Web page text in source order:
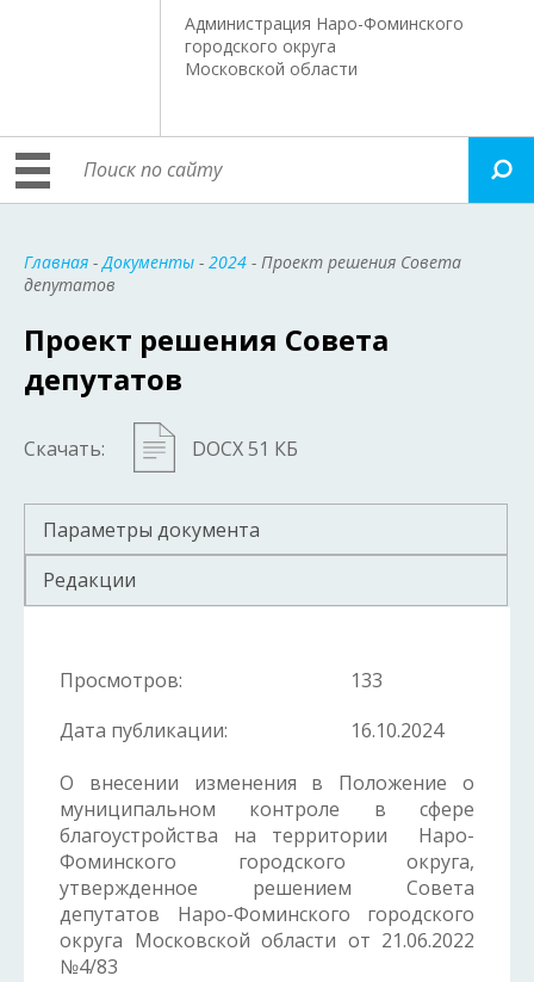
Администрация Наро-Фоминского
городского округа
Московской области
Главная -Документы - 2024 - Проект решения Совета
депутатов
Проект решения Совета
депутатов
Скачать: DOCX 51 КБ
Параметры документа
Редакции
Просмотров:
133
Дата публикации:
16.10.2024
О внесении изменения в Положение о
муниципальном контроле в сфере
благоустройства на территории Наро-
Фоминского городского округа,
утвержденное решением Совета
депутатов Наро-Фоминского городского
округа Московской области от 21.06.2022
№4/83